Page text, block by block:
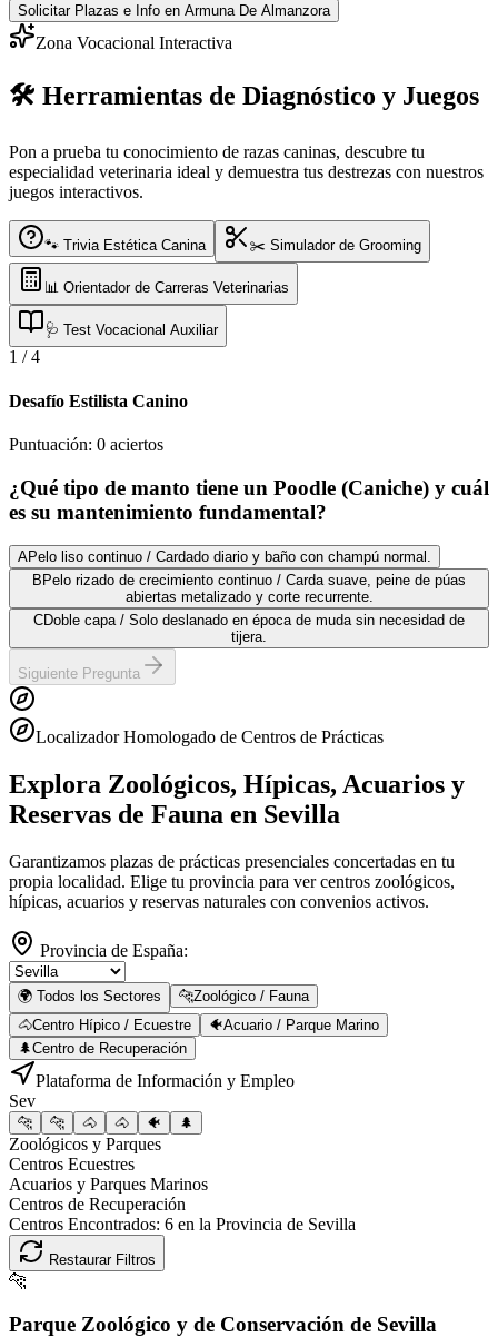
Solicitar Plazas e Info en Armuna De Almanzora
Zona Vocacional Interactiva
🛠️ Herramientas de Diagnóstico y Juegos
Pon a prueba tu conocimiento de razas caninas, descubre tu
especialidad veterinaria ideal y demuestra tus destrezas con nuestros
juegos interactivos.
🐾 Trivia Estética Canina ✂️ Simulador de Grooming
📊 Orientador de Carreras Veterinarias
🩺 Test Vocacional Auxiliar
1 /4
Desafío Estilista Canino
Puntuación: 0 aciertos
¿Qué tipo de manto tiene un Poodle (Caniche) y cuál
es su mantenimiento fundamental?
APelo liso continuo / Cardado diario y baño con champú normal.
B Pelo rizado de crecimiento continuo / Carda suave, peine de púas
abiertas metalizado y corte recurrente.
CDoble capa / Solo deslanado en época de muda sin necesidad de
tijera.
Siguiente Pregunta
Localizador Homologado de Centros de Prácticas
Explora Zoológicos, Hípicas, Acuarios y
Reservas de Fauna en Sevilla
Garantizamos plazas de prácticas presenciales concertadas en tu
propia localidad. Elige tu provincia para ver centros zoológicos,
hípicas, acuarios y reservas naturales con convenios activos.
Provincia de España:
🌍 Todos los Sectores 🐆Zoológico / Fauna
🐴Centro Hípico / Ecuestre 🐠Acuario / Parque Marino
🌲Centro de Recuperación
Plataforma de Información y Empleo
Sev
🐆 🐆 🐴 🐴 🐠 🌲
Zoológicos y Parques
Centros Ecuestres
Acuarios y Parques Marinos
Centros de Recuperación
Centros Encontrados: 6 en la Provincia de Sevilla
Restaurar Filtros
🐆
Parque Zoológico y de Conservación de Sevilla